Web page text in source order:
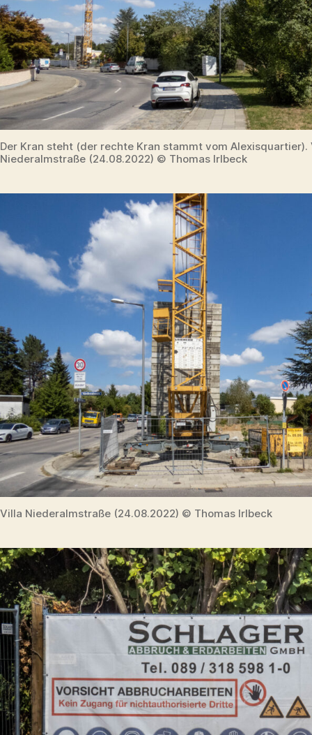
Der Kran steht (der rechte Kran stammt vom Alexisquartier).
Niederalmstraße (24.08.2022) © Thomas Irlbeck
Villa Niederalmstraße (24.08.2022) © Thomas Irlbeck